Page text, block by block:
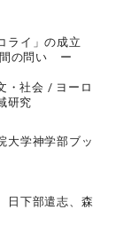
ライ」の成立
間の問い ー
・社会 / ヨーロ
研究
大学神学部ブッ
日下部遣志、森